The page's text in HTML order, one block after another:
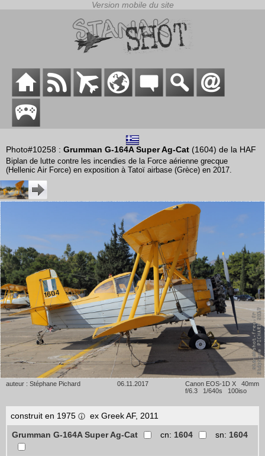
Photo#10258 : Grumman G-164A Super Ag-Cat (1604) de la HAF
Biplan de lutte contre les incendies de la Force aérienne grecque
(Hellenic Air Force) en exposition à Tatoï airbase (Grèce) en 2017.
auteur : Stéphane Pichard 06.11.2017
Canon EOS-1D X 40mm
f/6.3 1/640s 100iso
construit en 1975
ex Greek AF, 2011
Grumman G-164A Super Ag-Cat
cn: 1604 sn: 1604